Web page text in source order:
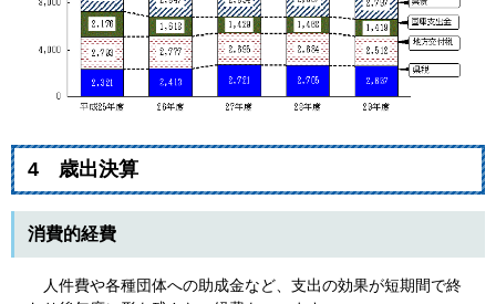
4 歳出決算
消費的経費
人件費や各種団体への助成金など、支出の効果が短期間で終